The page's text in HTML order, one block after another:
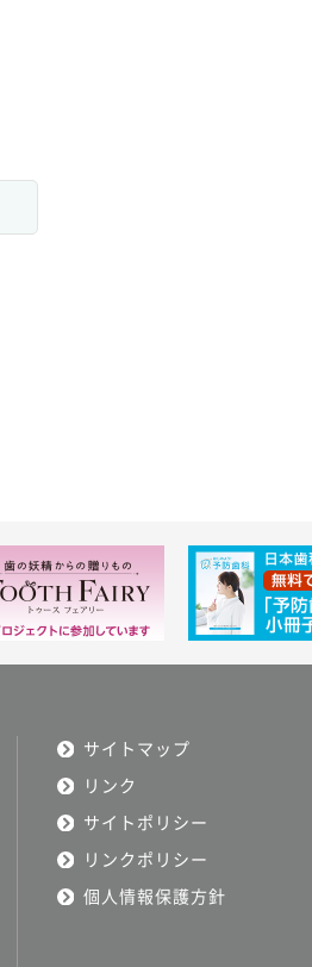
サイトマップ
リンク
サイトポリシー
リンクポリシー
個人情報保護方針